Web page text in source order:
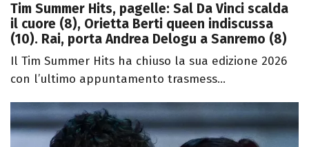
Tim Summer Hits, pagelle: Sal Da Vinci scalda
il cuore (8), Orietta Berti queen indiscussa
(10). Rai, porta Andrea Delogu a Sanremo (8)
Il Tim Summer Hits ha chiuso la sua edizione 2026
con l’ultimo appuntamento trasmess...